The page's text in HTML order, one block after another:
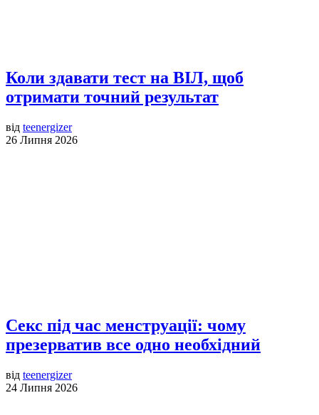
Коли здавати тест на ВІЛ, щоб
отримати точний результат
від teenergizer
26 Липня 2026
Секс під час менструації: чому
презерватив все одно необхідний
від teenergizer
24 Липня 2026